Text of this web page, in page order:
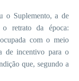
o Suplemento, a de
o retrato da época:
com o meio
de incentivo para o
que, segundo a